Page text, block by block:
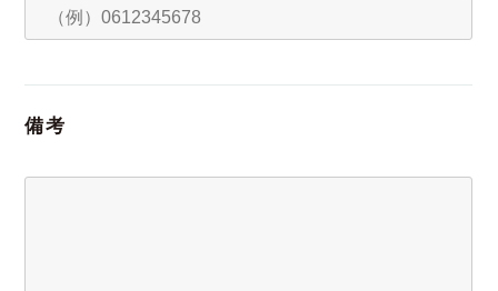
備考